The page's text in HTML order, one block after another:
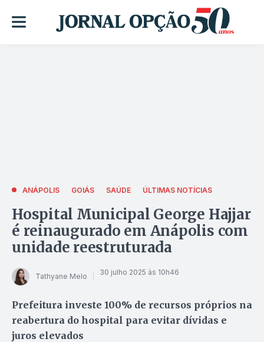
ANÁPOLIS GOIÁS SAÚDE ÚLTIMAS NOTÍCIAS
Hospital Municipal George Hajjar
é reinaugurado em Anápolis com
unidade reestruturada
Tathyane Melo 30 julho 2025 às 10h46
Prefeitura investe 100% de recursos próprios na
reabertura do hospital para evitar dívidas e
juros elevados